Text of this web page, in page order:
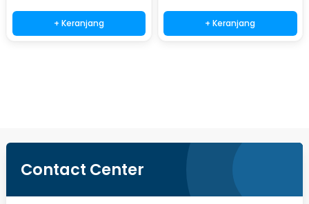
+ Keranjang + Keranjang
Contact Center